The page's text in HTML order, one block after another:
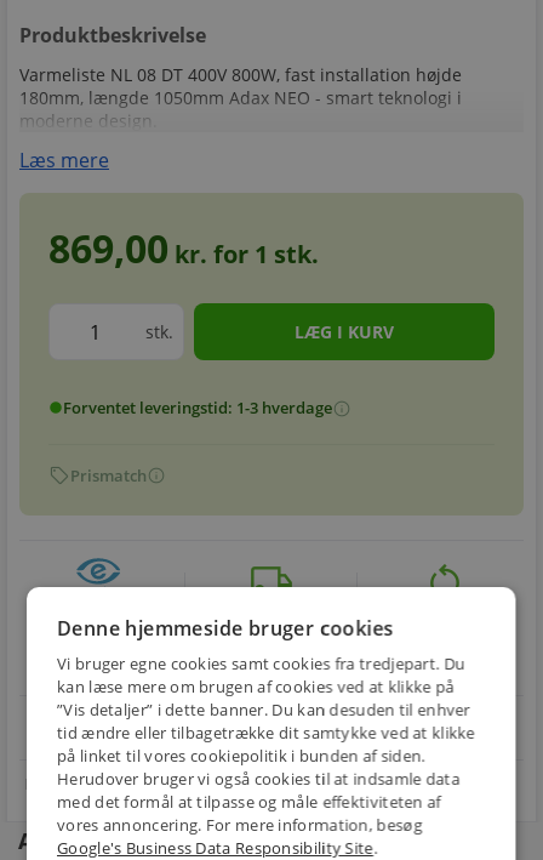
Produktbeskrivelse
Varmeliste NL 08 DT 400V 800W, fast installation højde
180mm, længde 1050mm Adax NEO - smart teknologi i
moderne design.
Læs mere
869,00 kr. for 1 stk.
stk.
circleForventet leveringstid: 1-3 hverdageinfo
sellPrismatchinfo
E-MÆRKET
Handle trygt hos
os
local_shipping
BILLIG
FRAGT
Fra 29,00 kr.
restart_alt
Nem returnering
star4.1 på Trustpilot 11,691 anmeldelser open_in_new
Andre kunder købte også
Denne hjemmeside bruger cookies
Vi bruger egne cookies samt cookies fra tredjepart. Du
kan læse mere om brugen af cookies ved at klikke på
”Vis detaljer” i dette banner. Du kan desuden til enhver
tid ændre eller tilbagetrække dit samtykke ved at klikke
på linket til vores cookiepolitik i bunden af siden.
Herudover bruger vi også cookies til at indsamle data
med det formål at tilpasse og måle effektiviteten af
vores annoncering. For mere information, besøg
Google's Business Data Responsibility Site.